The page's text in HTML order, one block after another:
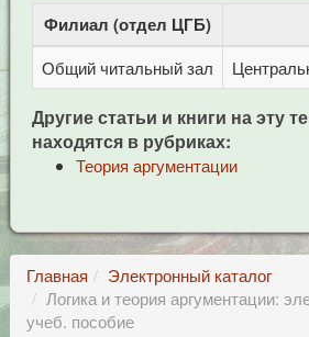
Филиал (отдел ЦГБ)
Общий читальный зал
Другие статьи и книги на эту
находятся в рубриках:
Теория аргументации
Главная
Электронный каталог
Логика и теория аргументации:
учеб. пособие